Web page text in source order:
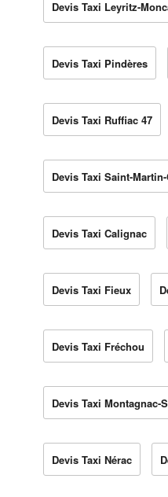
Devis Taxi Leyritz-
Devis Taxi Pindères
Devis Taxi Ruffiac 47
Devis Taxi Saint-
Devis Taxi Calignac
Devis Taxi Fieux
Devis Taxi Fréchou
Devis Taxi Montagnac-
Devis Taxi Nérac